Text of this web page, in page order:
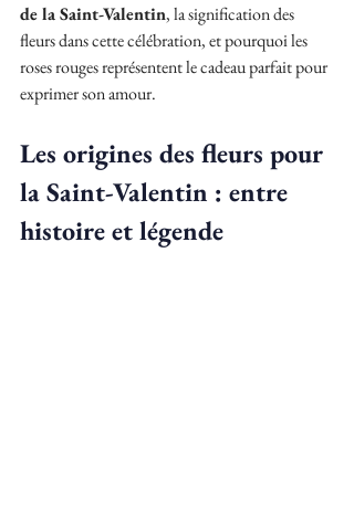
de la Saint-Valentin, la signification des
fleurs dans cette célébration, et pourquoi les
roses rouges représentent le cadeau parfait pour
exprimer son amour.
Les origines des fleurs pour
la Saint-Valentin : entre
histoire et légende